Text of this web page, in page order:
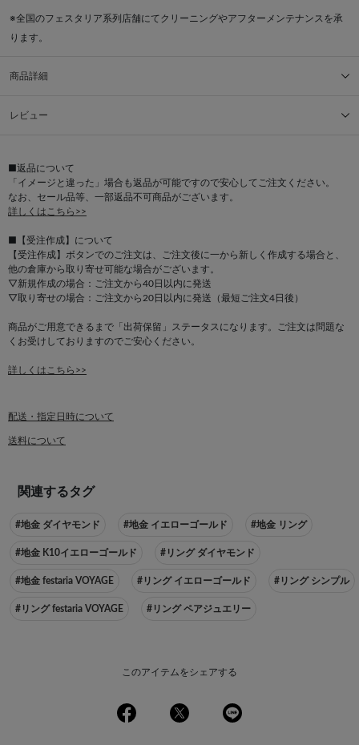
※全国のフェスタリア系列店舗にてクリーニングやアフターメンテナンスを承
ります。
商品詳細
レビュー
■返品について
「イメージと違った」場合も返品が可能ですので安心してご注文ください。
なお、セール品等、一部返品不可商品がございます。
詳しくはこちら>>
■【受注作成】について
【受注作成】ボタンでのご注文は、ご注文後に一から新しく作成する場合と、
他の倉庫から取り寄せ可能な場合がございます。
▽新規作成の場合：ご注文から40日以内に発送
▽取り寄せの場合：ご注文から20日以内に発送（最短ご注文4日後）
商品がご用意できるまで「出荷保留」ステータスになります。ご注文は問題な
くお受けしておりますのでご安心ください。
詳しくはこちら>>
配送・指定日時について
送料について
関連するタグ
#地金 ダイヤモンド #地金 イエローゴールド #地金 リング
#地金 K10イエローゴールド #リング ダイヤモンド
#地金 festaria VOYAGE #リング イエローゴールド #リング シンプル
#リング festaria VOYAGE #リング ペアジュエリー
このアイテムをシェアする